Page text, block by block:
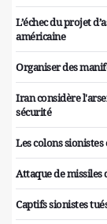
L’échec du projet
américaine
Organiser des
Iran considère
sécurité
Les colons
Attaque de missiles
Captifs sionistes